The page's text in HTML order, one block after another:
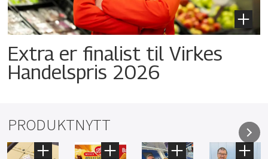
Extra er finalist til Virkes
Handelspris 2026
PRODUKTNYTT